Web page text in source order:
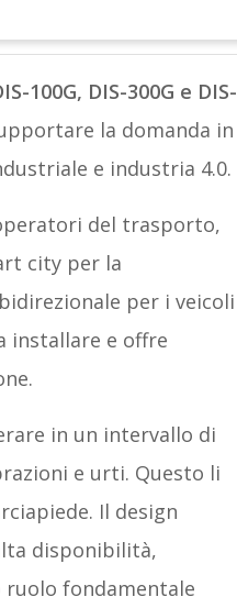
100G, DIS-300G e DIS-
la domanda in
e industria 4.0.
del trasporto,
city per la
per i veicoli
installare e offre
in un intervallo di
e urti. Questo li
Il design
disponibilità,
fondamentale